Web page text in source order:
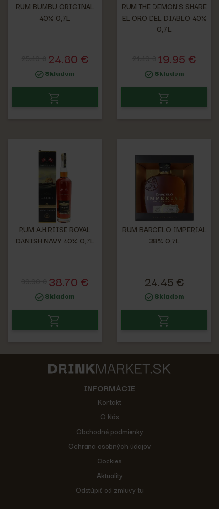
RUM BUMBU ORIGINAL
40% 0,7L
24.80 €
Skladom
RUM THE DEMON'S SHARE
EL ORO DEL DIABLO 40%
0,7L
19.95 €
Skladom
RUM A.H.RIISE ROYAL
DANISH NAVY 40% 0,7L
38.70 €
Skladom
RUM BARCELO IMPERIAL
38% 0,7L
24.45 €
Skladom
INFORMÁCIE
Kontakt
O Nás
Obchodné podmienky
Ochrana osobných údajov
Cookies
Aktuality
Odstúpiť od zmluvy tu